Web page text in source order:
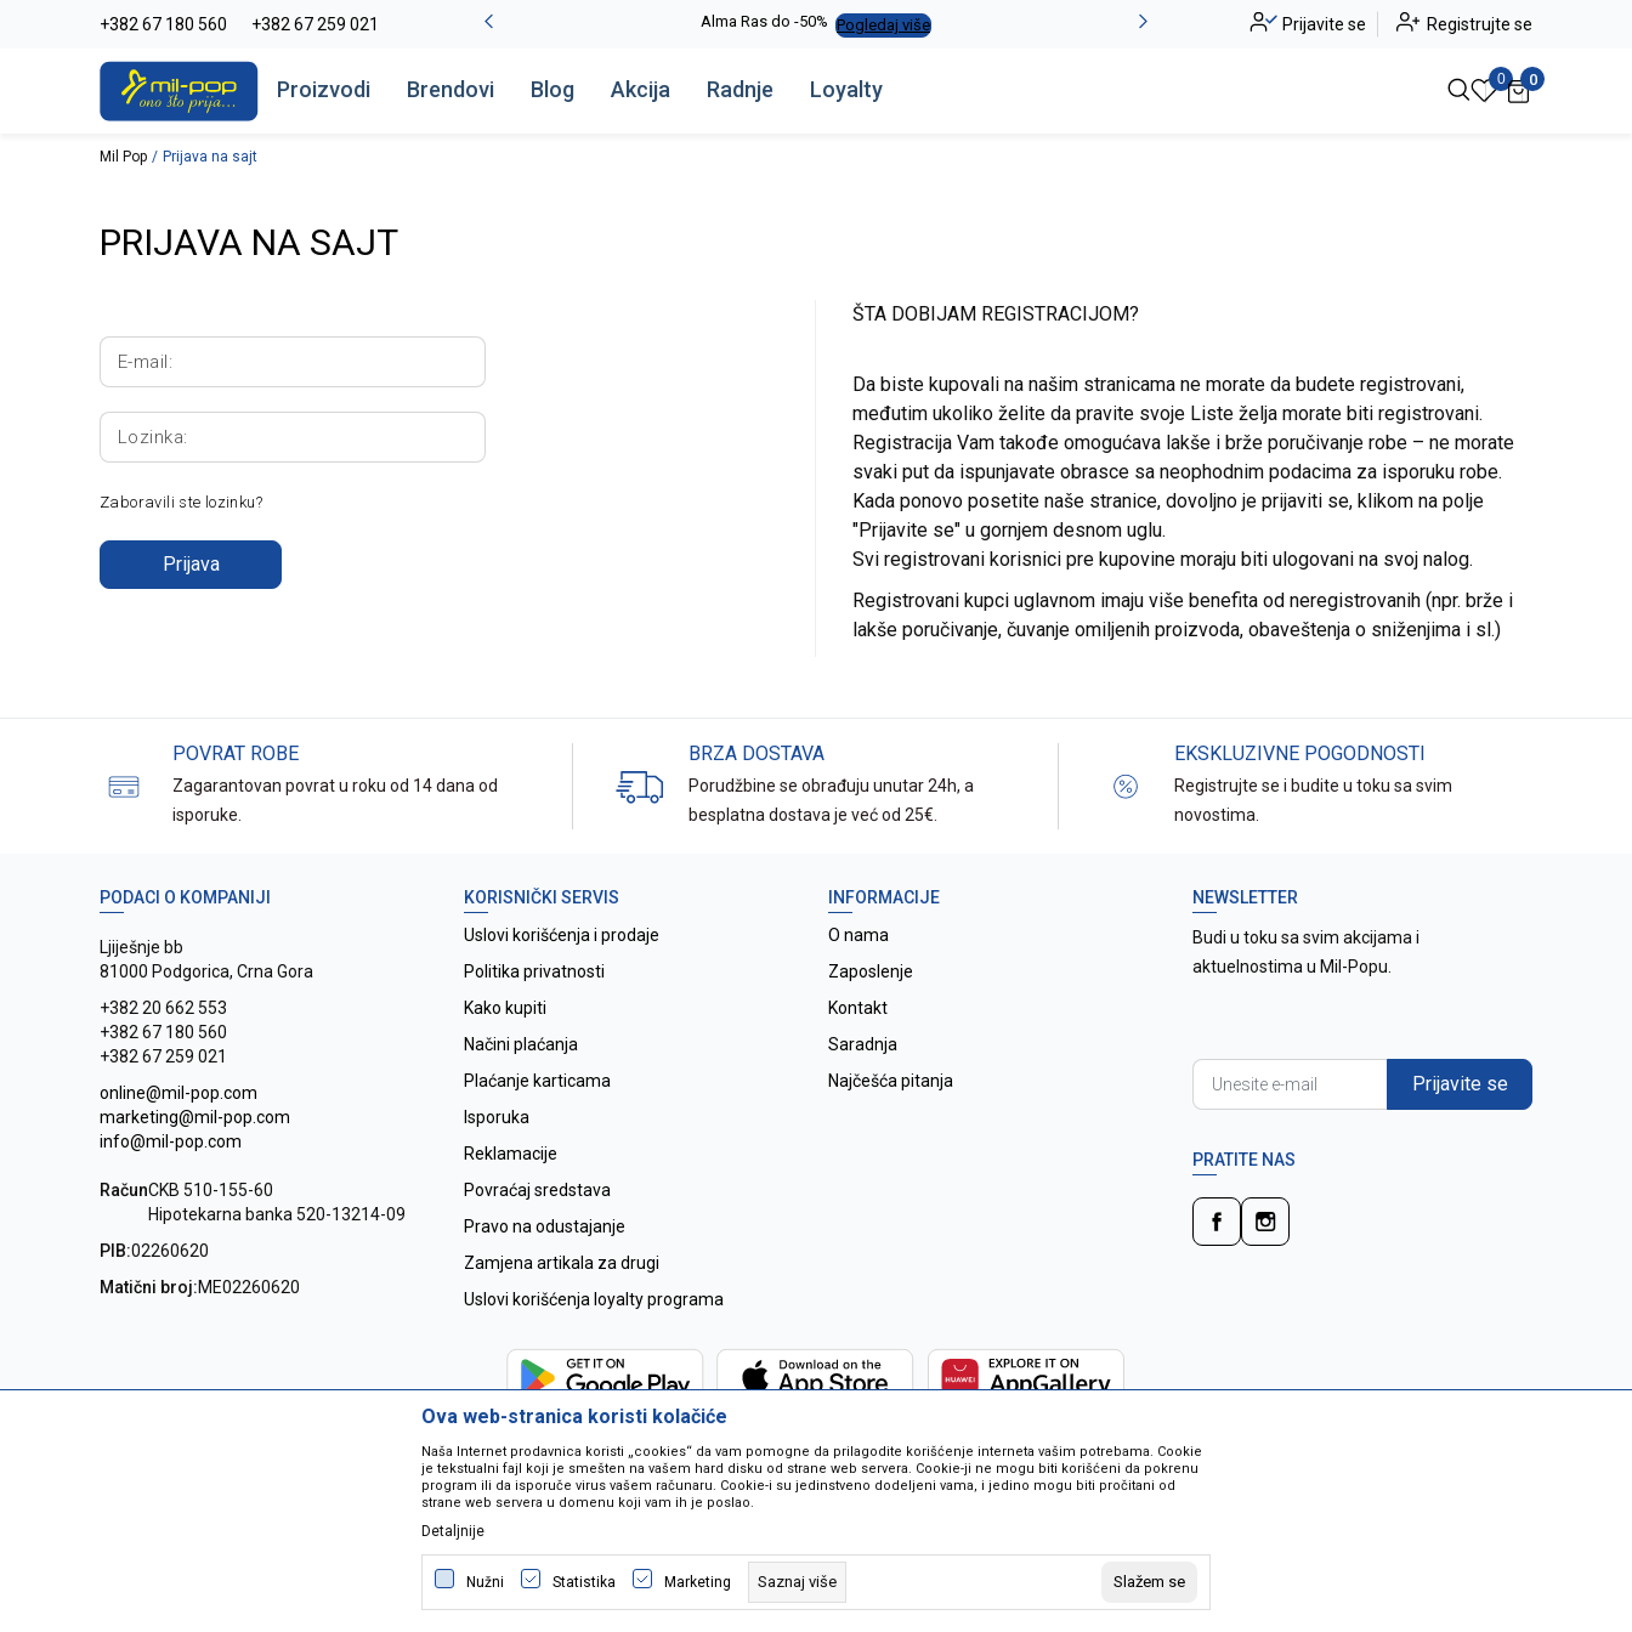
+382 67 180 560 +382 67 259 021
La Plage peškiri do -30% Pogledaj više Alma Ras do -50% Pogledaj više Novo u ponudi - Jadea Pogledaj više
Prijavite se Registrujte se
Proizvodi Brendovi Blog Akcija Radnje Loyalty 0 0
Mil Pop Prijava na sajt
PRIJAVA NA SAJT
E-mail:
Lozinka:
Zaboravili ste lozinku?
Prijava
ŠTA DOBIJAM REGISTRACIJOM?
Da biste kupovali na našim stranicama ne morate da budete registrovani,
međutim ukoliko želite da pravite svoje Liste želja morate biti registrovani.
Registracija Vam takođe omogućava lakše i brže poručivanje robe – ne morate
svaki put da ispunjavate obrasce sa neophodnim podacima za isporuku robe.
Kada ponovo posetite naše stranice, dovoljno je prijaviti se, klikom na polje
"Prijavite se" u gornjem desnom uglu.
Svi registrovani korisnici pre kupovine moraju biti ulogovani na svoj nalog.
Registrovani kupci uglavnom imaju više benefita od neregistrovanih (npr. brže i
lakše poručivanje, čuvanje omiljenih proizvoda, obaveštenja o sniženjima i sl.)
POVRAT ROBE
Zagarantovan povrat u roku od 14 dana od
isporuke.
BRZA DOSTAVA
Porudžbine se obrađuju unutar 24h, a
besplatna dostava je već od 25€.
EKSKLUZIVNE POGODNOSTI
Registrujte se i budite u toku sa svim
novostima.
PODACI O KOMPANIJI
Ljiješnje bb
81000 Podgorica, Crna Gora
+382 20 662 553
+382 67 180 560
+382 67 259 021
online@mil-pop.com
marketing@mil-pop.com
info@mil-pop.com
RačunCKB 510-155-60
Hipotekarna banka 520-13214-09
PIB:02260620
Matični broj:ME02260620
KORISNIČKI SERVIS
Uslovi korišćenja i prodaje
Politika privatnosti
Kako kupiti
Načini plaćanja
Plaćanje karticama
Isporuka
Reklamacije
Povraćaj sredstava
Pravo na odustajanje
Zamjena artikala za drugi
Uslovi korišćenja loyalty programa
INFORMACIJE
O nama
Zaposlenje
Kontakt
Saradnja
Najčešća pitanja
NEWSLETTER
Budi u toku sa svim akcijama i
aktuelnostima u Mil-Popu.
Prijavite se
PRATITE NAS
Nastojimo da budemo što precizniji u opisu proizvoda, prikazu slika i samih cijena ali ne možemo garantovati da su sve informacije kompletne i bez
grešaka. Svi artikli na sajtu su dio naše ponude i ne podrazumjeva se da su dostupni u svakom trenutku. Raspoloživost robe možete provjeriti besplatnim
pozivom na broj 067259021.
©2026www.mil-pop.com, IzradaNB SOFT. Sva prava zadržana.
Ova web-stranica koristi kolačiće
Naša Internet prodavnica koristi „cookies“ da vam pomogne da prilagodite korišćenje interneta vašim potrebama. Cookie
je tekstualni fajl koji je smešten na vašem hard disku od strane web servera. Cookie-ji ne mogu biti korišćeni da pokrenu
program ili da isporuče virus vašem računaru. Cookie-i su jedinstveno dodeljeni vama, i jedino mogu biti pročitani od
strane web servera u domenu koji vam ih je poslao.
Detaljnije
Nužni Statistika Marketing Saznaj više Slažem se